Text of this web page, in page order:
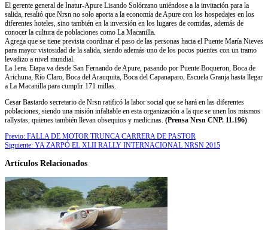
El gerente general de Inatur-Apure Lisando Solórzano uniéndose a la invitación para la
salida, resaltó que Nrsn no solo aporta a la economía de Apure con los hospedajes en los
diferentes hoteles, sino también en la inversión en los lugares de comidas, además de
conocer la cultura de poblaciones como La Macanilla.
Agrega que se tiene prevista coordinar el paso de las personas hacia el Puente María Nieves
para mayor vistosidad de la salida, siendo además uno de los pocos puentes con un tramo
levadizo a nivel mundial.
La 1era. Etapa va desde San Fernando de Apure, pasando por Puente Boqueron, Boca de
Arichuna, Río Claro, Boca del Arauquita, Boca del Capanaparo, Escuela Granja hasta llegar
a La Macanilla para cumplir 171 millas.
Cesar Bastardo secretario de Nrsn ratificó la labor social que se hará en las diferentes
poblaciones, siendo una misión infaltable en esta organización a la que se unen los mismos
rallystas, quienes también llevan obsequios y medicinas. (Prensa Nrsn CNP. 11.196)
Previo: FALLA DE MOTOR TRUNCA CARRERA DE PASTOR
Siguiente: YA ZARPÓ EL XLII RALLY INTERNACIONAL NRSN 2015
Artículos Relacionados